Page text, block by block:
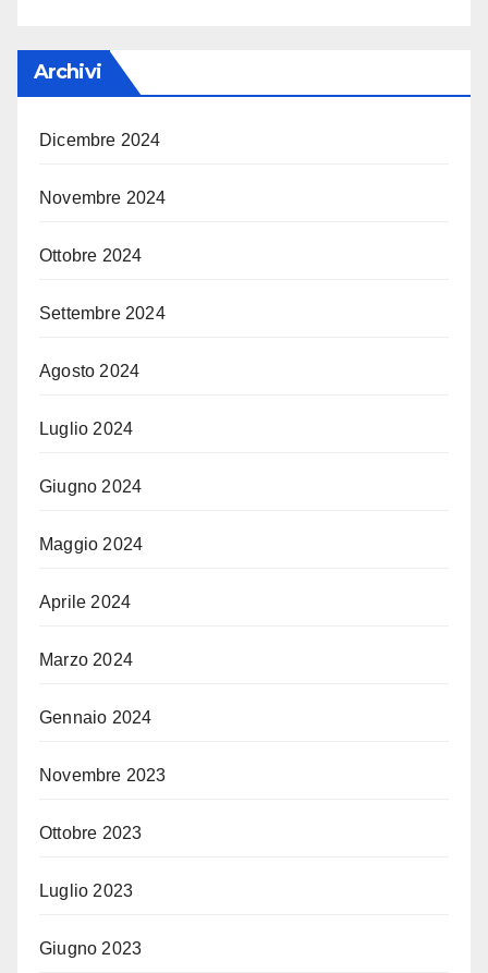
Archivi
Dicembre 2024
Novembre 2024
Ottobre 2024
Settembre 2024
Agosto 2024
Luglio 2024
Giugno 2024
Maggio 2024
Aprile 2024
Marzo 2024
Gennaio 2024
Novembre 2023
Ottobre 2023
Luglio 2023
Giugno 2023